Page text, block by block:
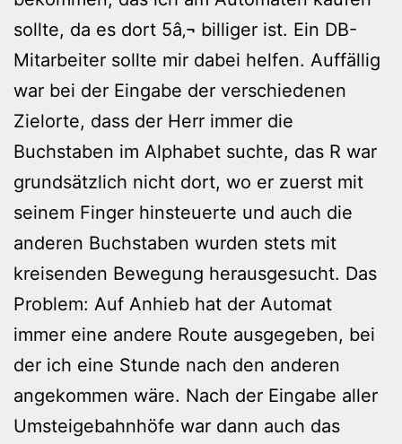
sollte, da es dort 5â‚¬ billiger ist. Ein DB-
Mitarbeiter sollte mir dabei helfen. Auffällig
war bei der Eingabe der verschiedenen
Zielorte, dass der Herr immer die
Buchstaben im Alphabet suchte, das R war
grundsätzlich nicht dort, wo er zuerst mit
seinem Finger hinsteuerte und auch die
anderen Buchstaben wurden stets mit
kreisenden Bewegung herausgesucht. Das
Problem: Auf Anhieb hat der Automat
immer eine andere Route ausgegeben, bei
der ich eine Stunde nach den anderen
angekommen wäre. Nach der Eingabe aller
Umsteigebahnhöfe war dann auch das